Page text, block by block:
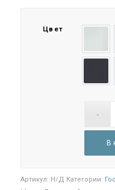
Цвет
В
Артикул: Н/Д Категории: